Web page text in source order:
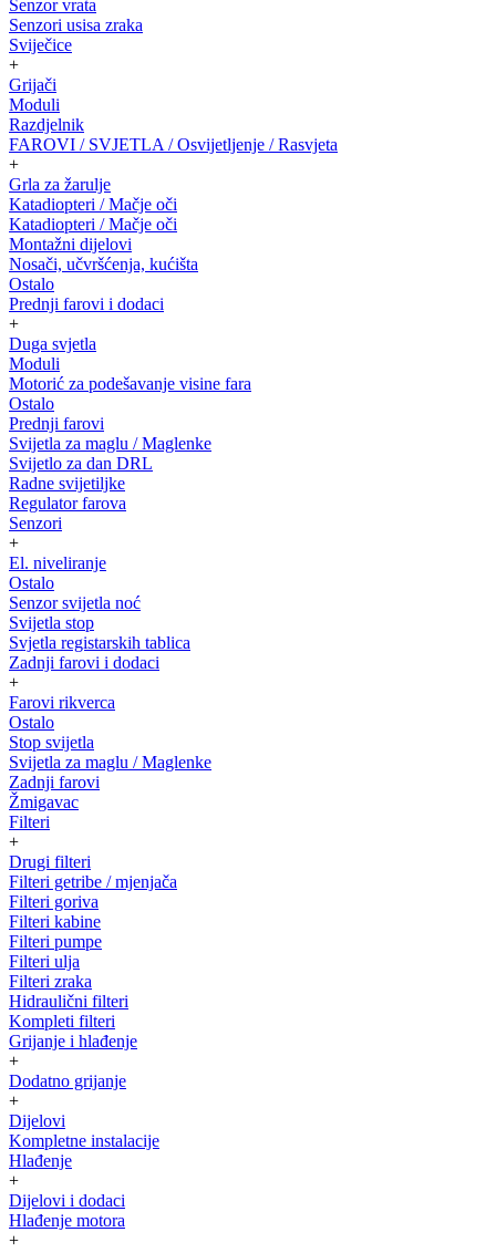
Senzor vrata
Senzori usisa zraka
Sviječice
+
Grijači
Moduli
Razdjelnik
FAROVI / SVJETLA / Osvijetljenje / Rasvjeta
+
Grla za žarulje
Katadiopteri / Mačje oči
Katadiopteri / Mačje oči
Montažni dijelovi
Nosači, učvršćenja, kućišta
Ostalo
Prednji farovi i dodaci
+
Duga svjetla
Moduli
Motorić za podešavanje visine fara
Ostalo
Prednji farovi
Svijetla za maglu / Maglenke
Svijetlo za dan DRL
Radne svijetiljke
Regulator farova
Senzori
+
El. niveliranje
Ostalo
Senzor svijetla noć
Svijetla stop
Svjetla registarskih tablica
Zadnji farovi i dodaci
+
Farovi rikverca
Ostalo
Stop svijetla
Svijetla za maglu / Maglenke
Zadnji farovi
Žmigavac
Filteri
+
Drugi filteri
Filteri getribe / mjenjača
Filteri goriva
Filteri kabine
Filteri pumpe
Filteri ulja
Filteri zraka
Hidraulični filteri
Kompleti filteri
Grijanje i hlađenje
+
Dodatno grijanje
+
Dijelovi
Kompletne instalacije
Hlađenje
+
Dijelovi i dodaci
Hlađenje motora
+